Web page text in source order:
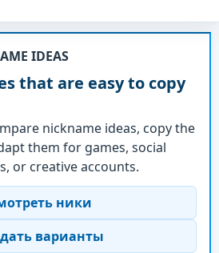
IDEAS
that are easy to copy
nickname ideas, copy the
them for games, social
or creative accounts.
ники
варианты